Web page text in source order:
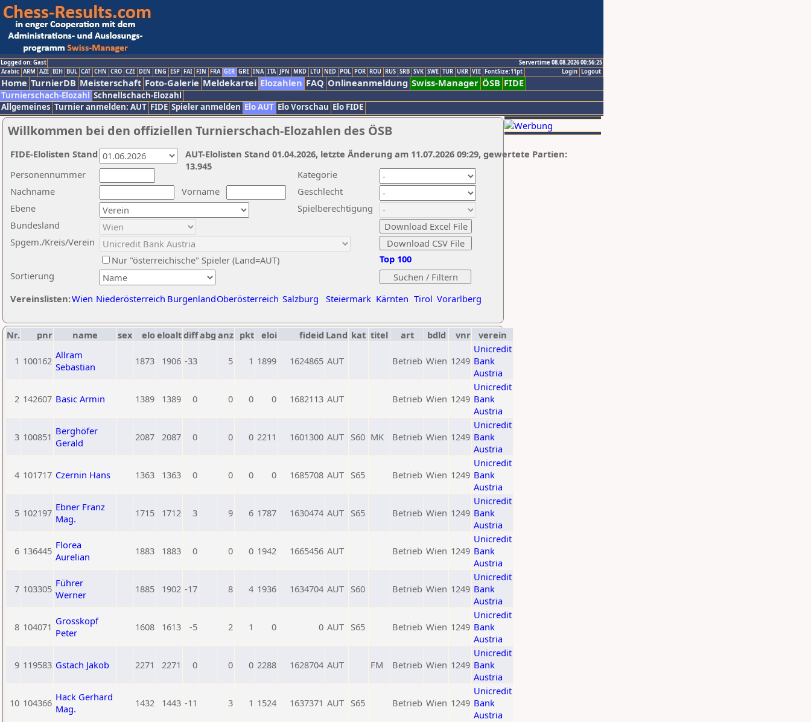
Logged on: Gast
Servertime 08.08.2026 00:56:25
Logout
Login
Arabic ARM AZE BIH BUL CAT CHN CRO CZE DEN ENG ESP FAI FIN FRA GER GRE INA ITA JPN MKD LTU NED POL POR ROU RUS SRB SVK SWE TUR UKR VIE FontSize:11pt
Home TurnierDB Meisterschaft Foto-Galerie Meldekartei Elozahlen FAQ Onlineanmeldung Swiss-Manager ÖSB FIDE
Turnierschach-Elozahl Schnellschach-Elozahl
Allgemeines Turnier anmelden: AUT FIDE Spieler anmelden Elo AUT Elo Vorschau Elo FIDE
Willkommen bei den offiziellen Turnierschach-Elozahlen des ÖSB
Nachname
Vorname
Ebene
Kategorie
Sortierung
Personennummer
Bundesland
Spgem./Kreis/Verein
Geschlecht
Nur "österreichische" Spieler (Land=AUT)
Spielberechtigung
Vereinslisten:Wien Niederösterreich BurgenlandOberösterreich Salzburg Steiermark Kärnten Tirol Vorarlberg
Top 100
AUT-Elolisten Stand 01.04.2026, letzte Änderung am 11.07.2026 09:29, gewertete Partien:
13.945
FIDE-Elolisten Stand
Nr. pnr name sex eloeloaltdiffabg anz pkt eloi fideid Land kat titel art bdld vnr verein
1 100162 Allram
Sebastian
1873 1906 -33 5 1 1899 1624865 AUT Betrieb Wien 1249
Unicredit
Bank
Austria
2 142607 Basic Armin 1389 1389 0 0 0 0 1682113 AUT Betrieb Wien 1249
Unicredit
Bank
Austria
3 100851 Berghöfer
Gerald
2087 2087 0 0 0 2211 1601300 AUT S60 MK Betrieb Wien 1249
Unicredit
Bank
Austria
4 101717 Czernin Hans 1363 1363 0 0 0 0 1685708 AUT S65 Betrieb Wien 1249
Unicredit
Bank
Austria
5 102197 Ebner Franz
Mag.
1715 1712 3 9 6 1787 1630474 AUT S65 Betrieb Wien 1249
Unicredit
Bank
Austria
6 136445 Florea
Aurelian
1883 1883 0 0 0 1942 1665456 AUT Betrieb Wien 1249
Unicredit
Bank
Austria
7 103305 Führer
Werner
1885 1902 -17 8 4 1936 1634704 AUT S60 Betrieb Wien 1249
Unicredit
Bank
Austria
8 104071 Grosskopf
Peter
1608 1613 -5 2 1 0 0 AUT S65 Betrieb Wien 1249
Unicredit
Bank
Austria
9 119583 Gstach Jakob 2271 2271 0 0 0 2288 1628704 AUT FM Betrieb Wien 1249
Unicredit
Bank
Austria
10 104366 Hack Gerhard
Mag.
1432 1443 -11 3 1 1524 1637371 AUT S65 Betrieb Wien 1249
Unicredit
Bank
Austria